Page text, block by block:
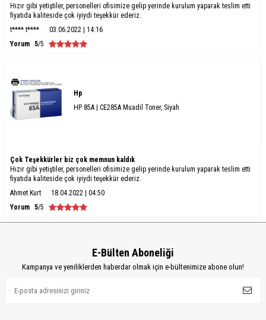
Hızır gibi yetiştiler, personelleri ofisimize gelip yerinde kurulum yaparak teslim etti
fiyatıda kaliteside çok iyiydi teşekkür ederiz.
t**** t****
03.06.2022 | 14:16
Yorum 5/5
Hp
HP 85A | CE285A Muadil Toner, Siyah
Çok Teşekkürler biz çok memnun kaldık
Hızır gibi yetiştiler, personelleri ofisimize gelip yerinde kurulum yaparak teslim etti
fiyatıda kaliteside çok iyiydi teşekkür ederiz.
Ahmet Kurt
18.04.2022 | 04:50
Yorum 5/5
E-Bülten Aboneliği
Kampanya ve yeniliklerden haberdar olmak için e-bültenimize abone olun!